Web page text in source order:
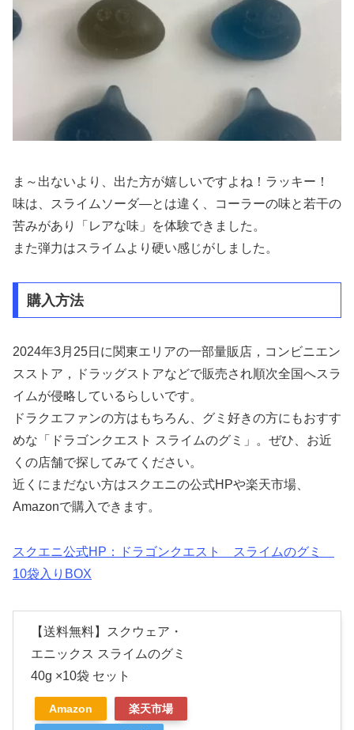
ま～出ないより、出た方が嬉しいですよね！ラッキー！
味は、スライムソーダ―とは違く、コーラーの味と若干の
苦みがあり「レアな味」を体験できました。
また弾力はスライムより硬い感じがしました。
購入方法
2024年3月25日に関東エリアの一部量販店，コンビニエン
スストア，ドラッグストアなどで販売され順次全国へスラ
イムが侵略しているらしいです。
ドラクエファンの方はもちろん、グミ好きの方にもおすす
めな「ドラゴンクエスト スライムのグミ」。ぜひ、お近
くの店舗で探してみてください。
近くにまだない方はスクエニの公式HPや楽天市場、
Amazonで購入できます。
スクエニ公式HP：ドラゴンクエスト スライムのグミ
10袋入りBOX
【送料無料】スクウェア・
エニックス スライムのグミ
40g ×10袋 セット
Amazon 楽天市場